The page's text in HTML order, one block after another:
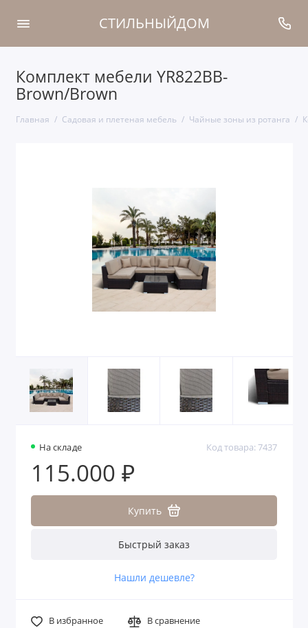
СТИЛЬНЫЙДОМ
Комплект мебели YR822BB-
Brown/Brown
Главная Садовая и плетеная мебель Чайные зоны из ротанга
На складе Код товара: 7437
115.000 ₽
Купить
Быстрый заказ
Нашли дешевле?
В избранное В сравнение